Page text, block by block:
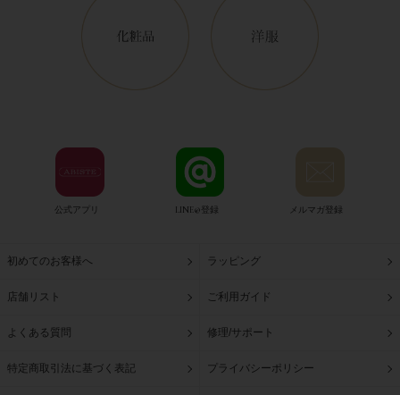
公式アプリ LINE@登録 メルマガ登録
初めてのお客様へ ラッピング
店舗リスト ご利用ガイド
よくある質問 修理/サポート
特定商取引法に基づく表記 プライバシーポリシー